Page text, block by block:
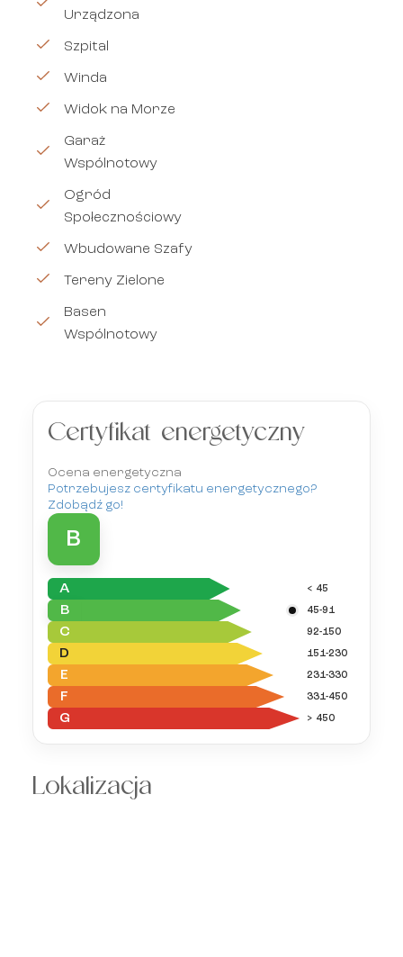
Urządzona
Szpital
Winda
Widok na Morze
Garaż
Wspólnotowy
Ogród
Społecznościowy
Wbudowane Szafy
Tereny Zielone
Basen
Wspólnotowy
Certyfikat energetyczny
Ocena energetyczna
Potrzebujesz certyfikatu energetycznego?
Zdobądź go!
B
A < 45
B 45-91
C 92-150
D 151-230
E 231-330
F 331-450
G > 450
Lokalizacja